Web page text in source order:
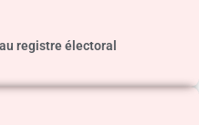
registre électoral